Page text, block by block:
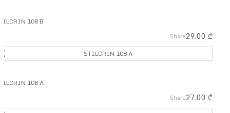
108 B
29.00 ₾
Share
108 A
27.00 ₾
Share